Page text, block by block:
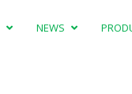
NEWS